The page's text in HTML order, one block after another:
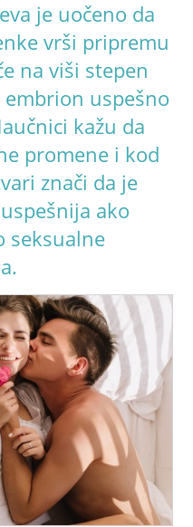
je uočeno da
vrši pripremu
na viši stepen
embrion uspešno
kažu da
promene i kod
znači da je
ako
seksualne